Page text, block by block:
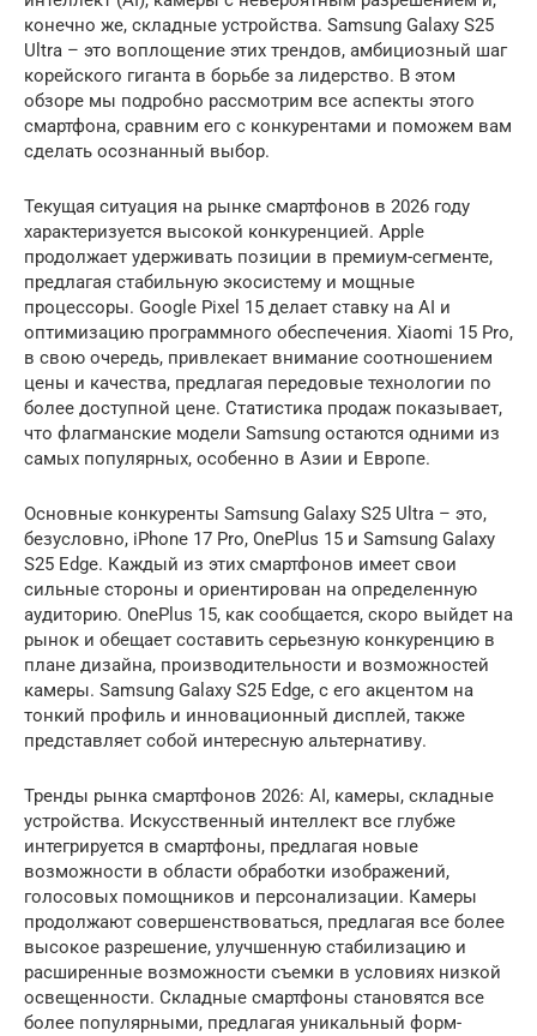
конечно же, складные устройства. Samsung Galaxy S25
Ultra – это воплощение этих трендов, амбициозный шаг
корейского гиганта в борьбе за лидерство. В этом
обзоре мы подробно рассмотрим все аспекты этого
смартфона, сравним его с конкурентами и поможем вам
сделать осознанный выбор.
Текущая ситуация на рынке смартфонов в 2026 году
характеризуется высокой конкуренцией. Apple
продолжает удерживать позиции в премиум-сегменте,
предлагая стабильную экосистему и мощные
процессоры. Google Pixel 15 делает ставку на AI и
оптимизацию программного обеспечения. Xiaomi 15 Pro,
в свою очередь, привлекает внимание соотношением
цены и качества, предлагая передовые технологии по
более доступной цене. Статистика продаж показывает,
что флагманские модели Samsung остаются одними из
самых популярных, особенно в Азии и Европе.
Основные конкуренты Samsung Galaxy S25 Ultra – это,
безусловно, iPhone 17 Pro, OnePlus 15 и Samsung Galaxy
S25 Edge. Каждый из этих смартфонов имеет свои
сильные стороны и ориентирован на определенную
аудиторию. OnePlus 15, как сообщается, скоро выйдет на
рынок и обещает составить серьезную конкуренцию в
плане дизайна, производительности и возможностей
камеры. Samsung Galaxy S25 Edge, с его акцентом на
тонкий профиль и инновационный дисплей, также
представляет собой интересную альтернативу.
Тренды рынка смартфонов 2026: AI, камеры, складные
устройства. Искусственный интеллект все глубже
интегрируется в смартфоны, предлагая новые
возможности в области обработки изображений,
голосовых помощников и персонализации. Камеры
продолжают совершенствоваться, предлагая все более
высокое разрешение, улучшенную стабилизацию и
расширенные возможности съемки в условиях низкой
освещенности. Складные смартфоны становятся все
более популярными, предлагая уникальный форм-